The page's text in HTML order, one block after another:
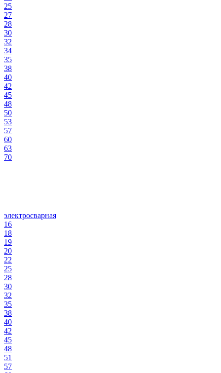
25
27
28
30
32
34
35
38
40
42
45
48
50
53
57
60
63
70
электросварная
16
18
19
20
22
25
28
30
32
35
38
40
42
45
48
51
57